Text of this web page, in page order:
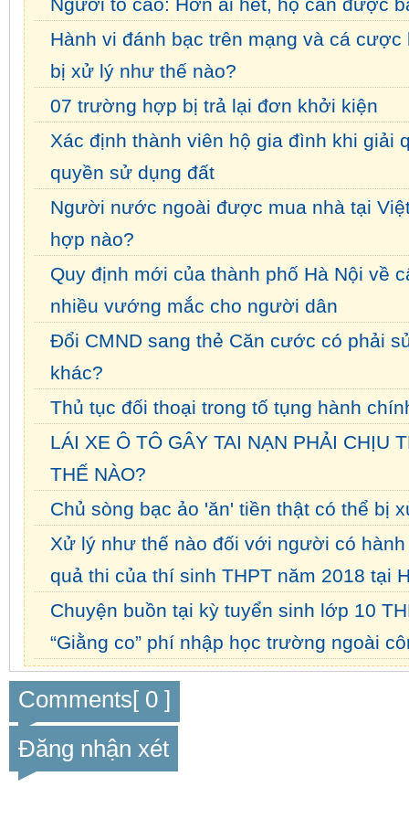
Người tố cáo: Hơn ai hết, họ cần được
Hành vi đánh bạc trên mạng và cá
bị xử lý như thế nào?
07 trường hợp bị trả lại đơn khởi kiện
Xác định thành viên hộ gia đình khi giải
quyền sử dụng đất
Người nước ngoài được mua nhà tại
hợp nào?
Quy định mới của thành phố Hà Nội về
nhiều vướng mắc cho người dân
Đổi CMND sang thẻ Căn cước có phải
khác?
Thủ tục đối thoại trong tố tụng hành
LÁI XE Ô TÔ GÂY TAI NẠN PHẢI CHỊU
THẾ NÀO?
Chủ sòng bạc ảo 'ăn' tiền thật có thể bị
Xử lý như thế nào đối với người có
quả thi của thí sinh THPT năm 2018 tại
Chuyện buồn tại kỳ tuyển sinh lớp 10
“Giằng co” phí nhập học trường ngoài
Comments[ 0 ]
Đăng nhận xét